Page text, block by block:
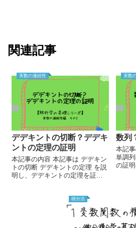
関連記事
実数の連続性
デデキントの切断？デデキ
ントの定理の証明
本記事の内容 本記事は デデキン
トの切断 デデキントの定理 を説
明し、デデキントの定理を証明
ジについて知っているとより理
解が深まると思われますので...
実数
数列
本記事の内容
単調
の証
の収
積分法